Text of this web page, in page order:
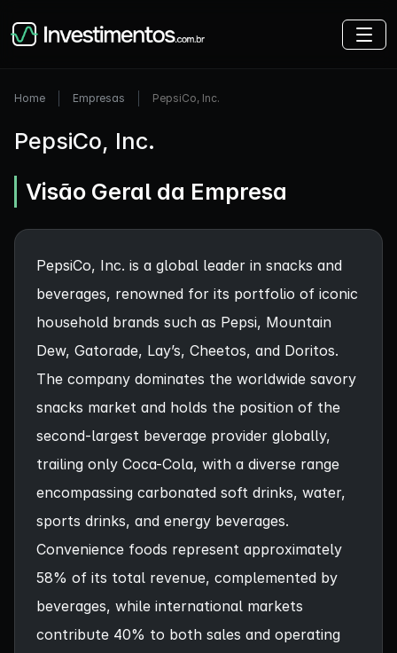
Home Empresas PepsiCo, Inc.
PepsiCo, Inc.
Visão Geral da Empresa
PepsiCo, Inc. is a global leader in snacks and
beverages, renowned for its portfolio of iconic
household brands such as Pepsi, Mountain
Dew, Gatorade, Lay’s, Cheetos, and Doritos.
The company dominates the worldwide savory
snacks market and holds the position of the
second-largest beverage provider globally,
trailing only Coca-Cola, with a diverse range
encompassing carbonated soft drinks, water,
sports drinks, and energy beverages.
Convenience foods represent approximately
58% of its total revenue, complemented by
beverages, while international markets
contribute 40% to both sales and operating